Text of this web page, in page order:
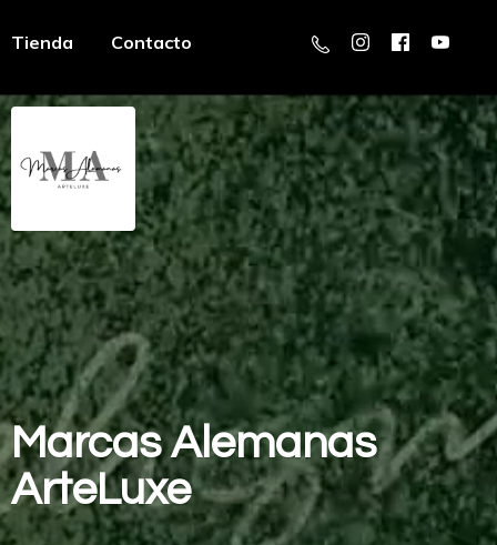
Tienda Contacto
MarcasAlemanas
ArteLuxe